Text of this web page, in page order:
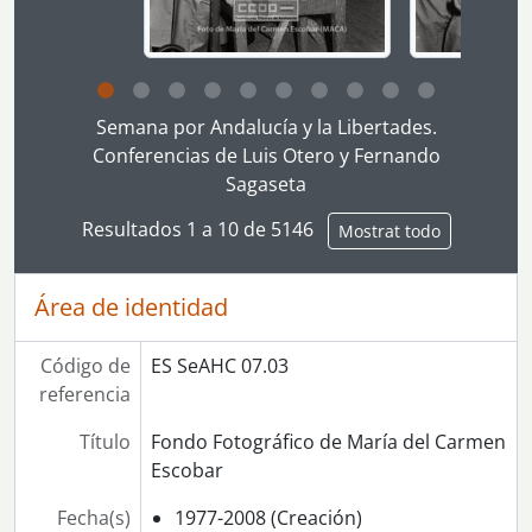
[Serie] 23 - Reunión de trabajadores de Astilleros en la sede de CCOO de Sevilla
[Serie] 24 - Manifestación 1º de Mayo de 1979 en Sevilla
[Serie] 25 - Manifestación 1º de Mayo de 1980 en Sevilla
[Serie] 26 - 1º de Mayo de 1982. Mitin de CCOO del Metal en la Plaza del Cristo de Burgos (Sevilla)
[Serie] 27 - Manifestación 1º de Mayo de 1983 en Sevilla
[Serie] 28 - Manifestación 1º de Mayo de 1985 en Sevilla
[Serie] 29 - Día de Andalucía: Concentración a las puertas de la Junta de Andalucía en defensa de la Autonomía
[Serie] 30 - Día de Andalucía: manifestación por la Autonomía de Andalucía en Sevilla, 4 de diciembre de 1978
[Serie] 31 - Manifestación Día de Andalucía 79, cartel muerte de Manuel Caparros CC.OO.
[Serie] 33 - Manifestación de la mujeres de los trabajadores de ISA contra el cierre de la empresa
[Serie] 34 - Congreso de CCOO Sanidad de Sevilla
[Serie] 35 - Manifestación de CCOO Andalucía de Enseñanza
[Serie] 36 - Día de Andalucía 1978 por la avenida de la Constitución.
[Serie] 37 - Delegación de Mujeres Saharaui.
[Serie] 38 - Manifestación de actores y actrices
[Serie] 39 - Manifestación por la Autonomía de Andalucía 1979
[Serie] 41 - Concentración 28 febrero, día de Andalucía
Clicking this description title link will open the
Semana por Andalucía y la Libertades.
Conferencias de Luis Otero y Fernando
Sagaseta
Resultados 1 a 10 de 5146
Mostrat todo
Área de identidad
Código de
referencia
ES SeAHC 07.03
Título
Fondo Fotográfico de María del Carmen
Escobar
Fecha(s)
1977-2008 (Creación)